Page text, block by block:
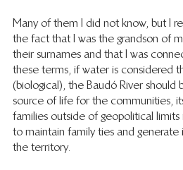
Many of them I did not know, but I
the fact that I was the grandson of
their surnames and that I was
these terms, if water is considered
(biological), the Baudó River should
source of life for the communities,
families outside of geopolitical limits
to maintain family ties and
the territory.